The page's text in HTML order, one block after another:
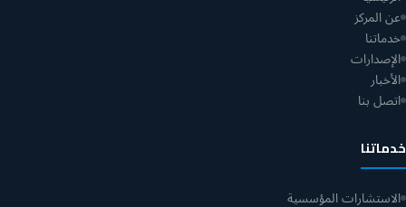
عن المركز
خدماتنا
الإصدارات
الأخبار
اتصل بنا
خدماتنا
الاستشارات المؤسسية